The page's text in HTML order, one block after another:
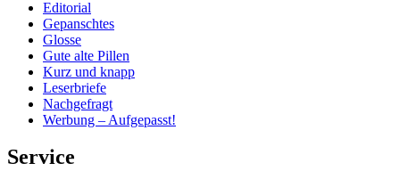
Editorial
Gepanschtes
Glosse
Gute alte Pillen
Kurz und knapp
Leserbriefe
Nachgefragt
Werbung – Aufgepasst!
Service